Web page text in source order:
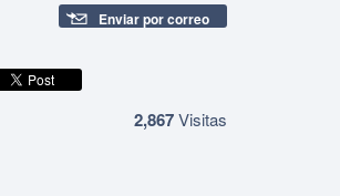
Enviar por correo
2,867Visitas